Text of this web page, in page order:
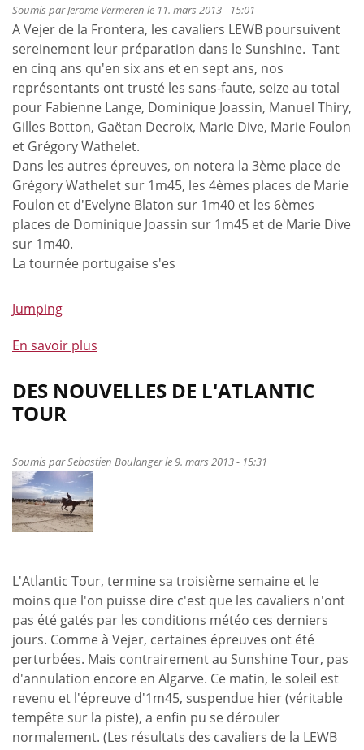
de
base
au
Cycle
et
information
importante
sur
le
Championnat
de
Belgique
Jeunes
Soumis parJerome Vermeren le 11. mars 2013 - 15:01
A Vejer de la Frontera, les cavaliers LEWB poursuivent
sereinement leur préparation dans le Sunshine. Tant
en cinq ans qu'en six ans et en sept ans, nos
représentants ont trusté les sans-faute, seize au total
pour Fabienne Lange, Dominique Joassin, Manuel Thiry,
Gilles Botton, Gaëtan Decroix, Marie Dive, Marie Foulon
et Grégory Wathelet.
Dans les autres épreuves, on notera la 3ème place de
Grégory Wathelet sur 1m45, les 4èmes places de Marie
Foulon et d'Evelyne Blaton sur 1m40 et les 6èmes
places de Dominique Joassin sur 1m45 et de Marie Dive
sur 1m40.
La tournée portugaise s'es
Jumping
En savoir plus
de
Nos
jumping,
DES NOUVELLES DE L'ATLANTIC
TOUR
Soumis parSebastien Boulangerle 9. mars 2013 - 15:31
L'Atlantic Tour, termine sa troisième semaine et le
moins que l'on puisse dire c'est que les cavaliers n'ont
pas été gatés par les conditions météo ces derniers
jours. Comme à Vejer, certaines épreuves ont été
perturbées. Mais contrairement au Sunshine Tour, pas
d'annulation encore en Algarve. Ce matin, le soleil est
revenu et l'épreuve d'1m45, suspendue hier (véritable
tempête sur la piste), a enfin pu se dérouler
normalement. (Les résultats des cavaliers de la LEWB